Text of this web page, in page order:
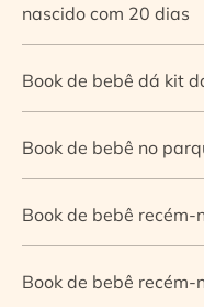
nascido com 20 dias
Book de bebê dá kit
Book de bebê no
Book de bebê recém-
Book de bebê